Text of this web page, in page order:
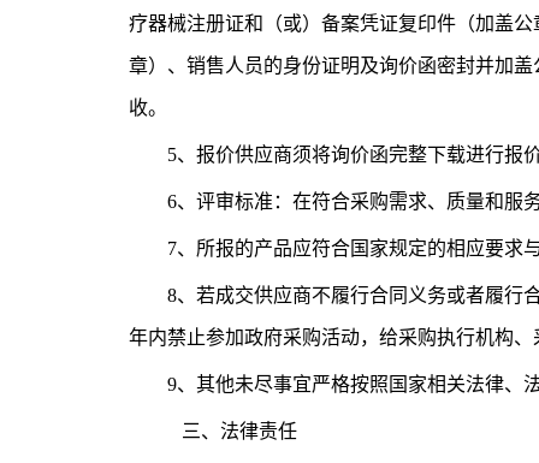
疗器械注册证和（或）备案凭证复印件（加盖
章）、销售人员的身份证明及询价函密封并加
收。
5、报价供应商须将询价函完整下载进行报
6、评审标准：在符合采购需求、质量和服
7、所报的产品应符合国家规定的相应要求
8、若成交供应商不履行合同义务或者履行
年内禁止参加政府采购活动，给采购执行机构
9、其他未尽事宜严格按照国家相关法律、
三、法律责任